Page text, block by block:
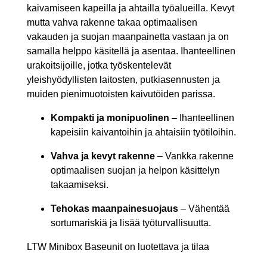
kaivamiseen kapeilla ja ahtailla työalueilla. Kevyt
mutta vahva rakenne takaa optimaalisen
vakauden ja suojan maanpainetta vastaan ja on
samalla helppo käsitellä ja asentaa. Ihanteellinen
urakoitsijoille, jotka työskentelevät
yleishyödyllisten laitosten, putkiasennusten ja
muiden pienimuotoisten kaivutöiden parissa.
Kompakti ja monipuolinen – Ihanteellinen
kapeisiin kaivantoihin ja ahtaisiin työtiloihin.
Vahva ja kevyt rakenne – Vankka rakenne
optimaalisen suojan ja helpon käsittelyn
takaamiseksi.
Tehokas maanpainesuojaus – Vähentää
sortumariskiä ja lisää työturvallisuutta.
LTW Minibox Baseunit on luotettava ja tilaa